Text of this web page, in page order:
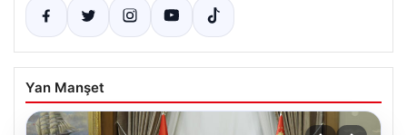
Yan Manşet